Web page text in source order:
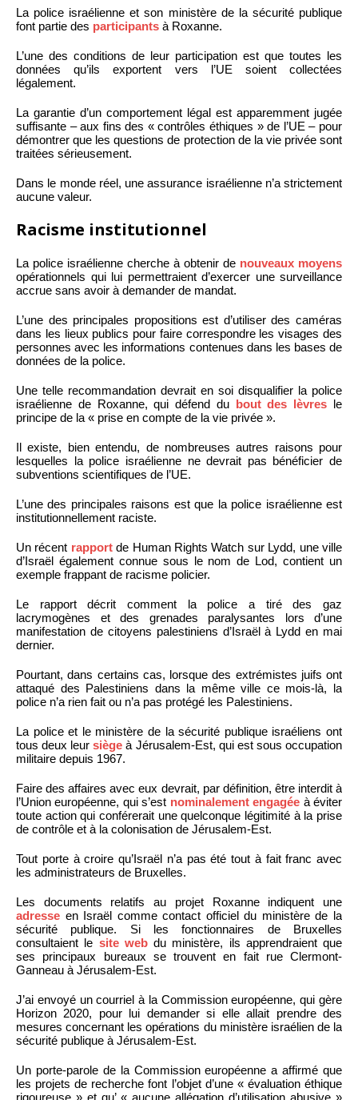
La police israélienne et son ministère de la sécurité publique
font partie des participants à Roxanne.
L’une des conditions de leur participation est que toutes les
données qu’ils exportent vers l’UE soient collectées
légalement.
La garantie d’un comportement légal est apparemment jugée
suffisante – aux fins des « contrôles éthiques » de l’UE – pour
démontrer que les questions de protection de la vie privée sont
traitées sérieusement.
Dans le monde réel, une assurance israélienne n’a strictement
aucune valeur.
Racisme institutionnel
La police israélienne cherche à obtenir de nouveaux moyens
opérationnels qui lui permettraient d’exercer une surveillance
accrue sans avoir à demander de mandat.
L’une des principales propositions est d’utiliser des caméras
dans les lieux publics pour faire correspondre les visages des
personnes avec les informations contenues dans les bases de
données de la police.
Une telle recommandation devrait en soi disqualifier la police
israélienne de Roxanne, qui défend du bout des lèvres le
principe de la « prise en compte de la vie privée ».
Il existe, bien entendu, de nombreuses autres raisons pour
lesquelles la police israélienne ne devrait pas bénéficier de
subventions scientifiques de l’UE.
L’une des principales raisons est que la police israélienne est
institutionnellement raciste.
Un récent rapportde Human Rights Watch sur Lydd, une ville
d’Israël également connue sous le nom de Lod, contient un
exemple frappant de racisme policier.
Le rapport décrit comment la police a tiré des gaz
lacrymogènes et des grenades paralysantes lors d’une
manifestation de citoyens palestiniens d’Israël à Lydd en mai
dernier.
Pourtant, dans certains cas, lorsque des extrémistes juifs ont
attaqué des Palestiniens dans la même ville ce mois-là, la
police n’a rien fait ou n’a pas protégé les Palestiniens.
La police et le ministère de la sécurité publique israéliens ont
tous deux leursiège à Jérusalem-Est, qui est sous occupation
militaire depuis 1967.
Faire des affaires avec eux devrait, par définition, être interdit à
l’Union européenne, qui s’est nominalement engagée à éviter
toute action qui conférerait une quelconque légitimité à la prise
de contrôle et à la colonisation de Jérusalem-Est.
Tout porte à croire qu’Israël n’a pas été tout à fait franc avec
les administrateurs de Bruxelles.
Les documents relatifs au projet Roxanne indiquent une
adresse en Israël comme contact officiel du ministère de la
sécurité publique. Si les fonctionnaires de Bruxelles
consultaient le site webdu ministère, ils apprendraient que
ses principaux bureaux se trouvent en fait rue Clermont-
Ganneau à Jérusalem-Est.
J’ai envoyé un courriel à la Commission européenne, qui gère
Horizon 2020, pour lui demander si elle allait prendre des
mesures concernant les opérations du ministère israélien de la
sécurité publique à Jérusalem-Est.
Un porte-parole de la Commission européenne a affirmé que
les projets de recherche font l’objet d’une « évaluation éthique
rigoureuse » et qu’ « aucune allégation d’utilisation abusive »